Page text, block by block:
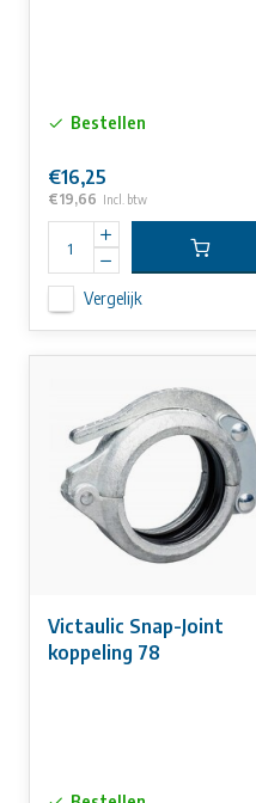
Bestellen
€16,25
€19,66 Incl. btw
Vergelijk
Victaulic Snap-Joint
koppeling 78